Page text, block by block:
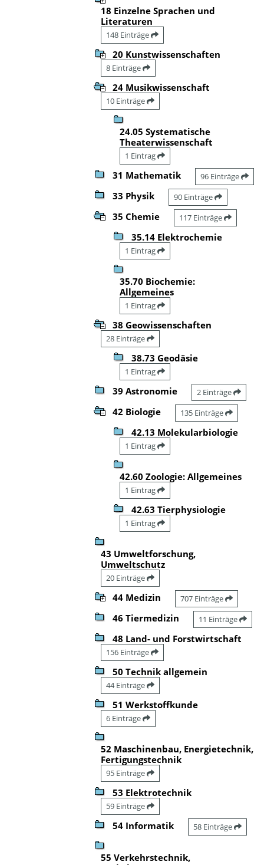
18 Einzelne Sprachen und
Literaturen
148 Einträge
20 Kunstwissenschaften
8 Einträge
24 Musikwissenschaft
10 Einträge
24.05 Systematische
Theaterwissenschaft
1 Eintrag
31 Mathematik 96 Einträge
33 Physik 90 Einträge
35 Chemie 117 Einträge
35.14 Elektrochemie
1 Eintrag
35.70 Biochemie:
Allgemeines
1 Eintrag
38 Geowissenschaften
28 Einträge
38.73 Geodäsie
1 Eintrag
39 Astronomie 2 Einträge
42 Biologie 135 Einträge
42.13 Molekularbiologie
1 Eintrag
42.60 Zoologie: Allgemeines
1 Eintrag
42.63 Tierphysiologie
1 Eintrag
43 Umweltforschung,
Umweltschutz
20 Einträge
44 Medizin 707 Einträge
46 Tiermedizin 11 Einträge
48 Land- und Forstwirtschaft
156 Einträge
50 Technik allgemein
44 Einträge
51 Werkstoffkunde
6 Einträge
52 Maschinenbau, Energietechnik,
Fertigungstechnik
95 Einträge
53 Elektrotechnik
59 Einträge
54 Informatik 58 Einträge
55 Verkehrstechnik,